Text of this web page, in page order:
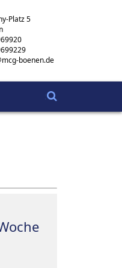
Platz 5
boenen.de